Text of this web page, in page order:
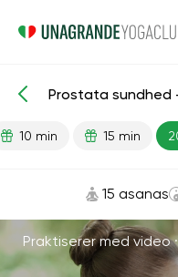
Færdiglavede lektioner
Prostata sundhed
10 min 15 min
15 asanas
Praktiserer med video